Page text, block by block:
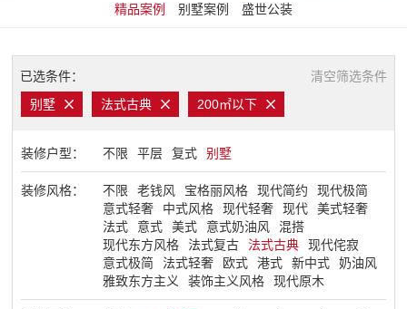
盛世精工
装修攻略
了解盛世
精品案例 别墅案例 盛世公装
已选条件：
清空筛选条件
别墅
法式古典 200㎡以下
装修户型： 不限 平层 复式 别墅
装修风格： 不限 老钱风 宝格丽风格 现代简约
现代极简
意式轻奢
中式风格 现代轻奢 现代
美式轻奢
法式
意式 美式 意式奶油风
混搭
现代东方风格
法式复古 法式古典
现代侘寂
意式极简
法式轻奢 欧式 港式 新中式
奶油风
雅致东方主义
装饰主义风格 现代原木